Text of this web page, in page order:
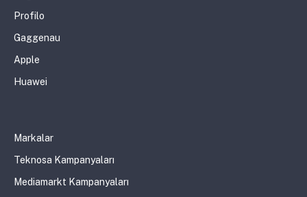
Profilo
Gaggenau
Apple
Huawei
Markalar
Teknosa Kampanyaları
Mediamarkt Kampanyaları